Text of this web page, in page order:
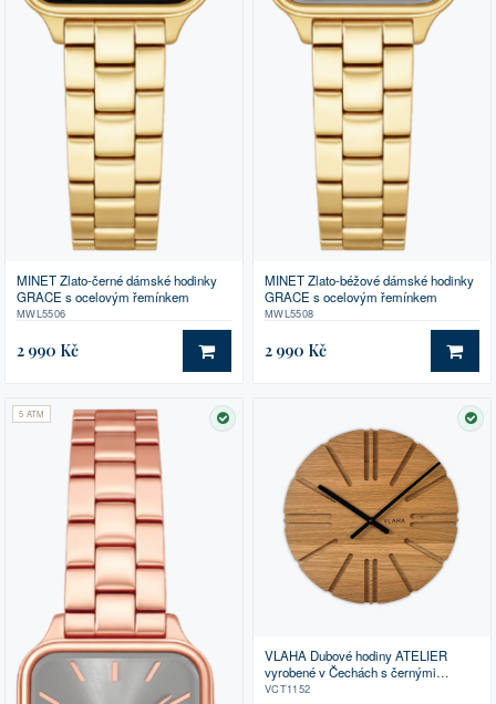
MINET Zlato-černé dámské hodinky
GRACE s ocelovým řemínkem
MWL5506
2 990 Kč DO KOŠÍKU
MINET Zlato-béžové dámské hodinky
GRACE s ocelovým řemínkem
MWL5508
2 990 Kč DO
5 ATM
SKLADEM
VLAHA Dubové hodiny ATELIER
vyrobené v Čechách s černými
ručkami ⌀32,5cm
VCT1152